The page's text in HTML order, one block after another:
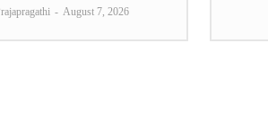
- August 7, 2026